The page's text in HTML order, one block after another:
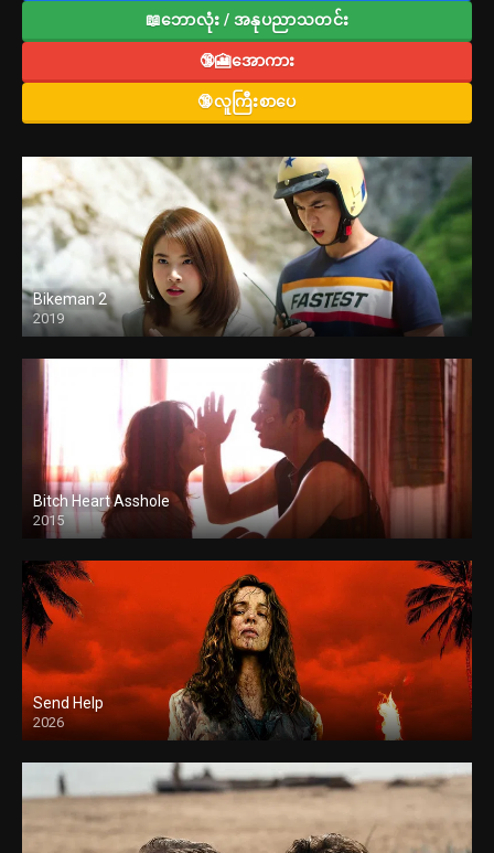
📖ဘောလုံး / အနုပညာသတင်း
🔞🎦အောကား
🔞လူကြီးစာပေ
Bikeman 2
2019
Bitch Heart Asshole
2015
Send Help
2026